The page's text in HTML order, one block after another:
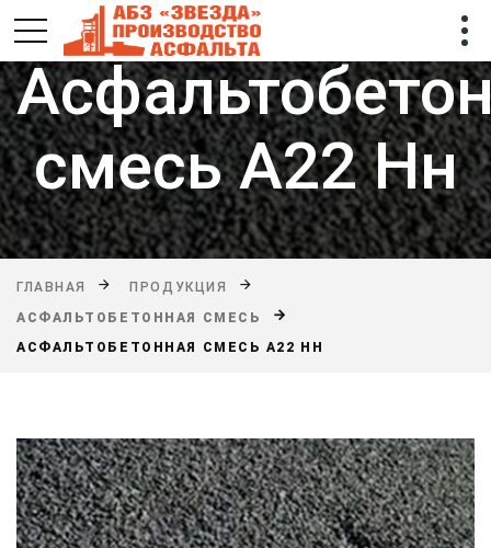
смесь А22 Нн
ГЛАВНАЯ
ПРОДУКЦИЯ
АСФАЛЬТОБЕТОННАЯ СМЕСЬ
АСФАЛЬТОБЕТОННАЯ СМЕСЬ А22 НН